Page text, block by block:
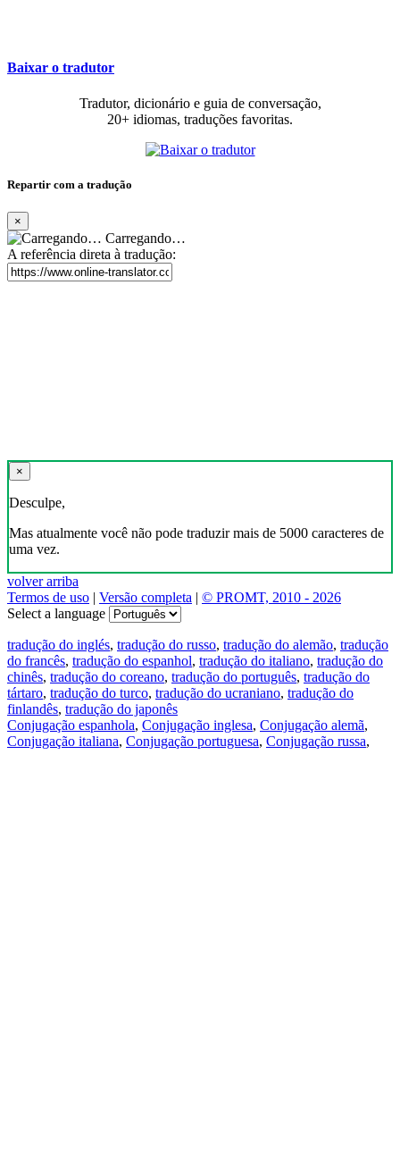
Baixar o tradutor
Tradutor, dicionário e guia de conversação,
20+ idiomas, traduções favoritas.
Repartir com a tradução
×
Carregando…
A referência direta à tradução:
×
Desculpe,
Mas atualmente você não pode traduzir mais de 5000 caracteres de
uma vez.
volver arriba
Termos de uso | Versão completa | © PROMT, 2010 - 2026
Select a language
tradução do inglés, tradução do russo, tradução do alemão, tradução
do francês, tradução do espanhol, tradução do italiano, tradução do
chinês, tradução do coreano, tradução do português, tradução do
tártaro, tradução do turco, tradução do ucraniano, tradução do
finlandês, tradução do japonês
Conjugação espanhola, Conjugação inglesa, Conjugação alemã,
Conjugação italiana, Conjugação portuguesa, Conjugação russa,